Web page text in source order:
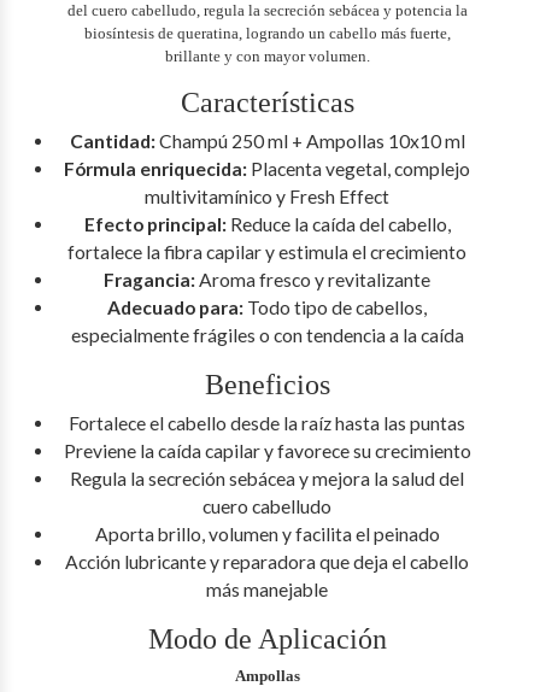
del cuero cabelludo, regula la secreción sebácea y potencia la
biosíntesis de queratina, logrando un cabello más fuerte,
brillante y con mayor volumen.
Características
Cantidad:Champú 250 ml + Ampollas 10x10 ml
Fórmula enriquecida: Placenta vegetal, complejo
multivitamínico y Fresh Effect
Efecto principal:Reduce la caída del cabello,
fortalece la fibra capilar y estimula el crecimiento
Fragancia:Aroma fresco y revitalizante
Adecuado para: Todo tipo de cabellos,
especialmente frágiles o con tendencia a la caída
Beneficios
Fortalece el cabello desde la raíz hasta las puntas
Previene la caída capilar y favorece su crecimiento
Regula la secreción sebácea y mejora la salud del
cuero cabelludo
Aporta brillo, volumen y facilita el peinado
Acción lubricante y reparadora que deja el cabello
más manejable
Modo de Aplicación
Ampollas